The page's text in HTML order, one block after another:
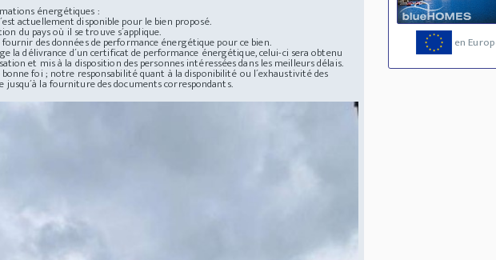
énergétiques :
actuellement disponible pour le bien proposé.
du pays où il se trouve s´applique.
des données de performance énergétique pour ce bien.
la délivrance d´un certificat de performance énergétique, celui-ci sera obtenu
et mis à la disposition des personnes intéressées dans les meilleurs délais.
foi ; notre responsabilité quant à la disponibilité ou l´exhaustivité des
la fourniture des documents correspondants.
en